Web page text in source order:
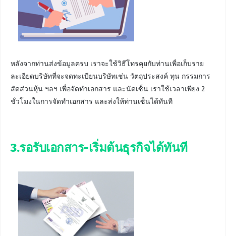
หลังจากท่านส่งข้อมูลครบ เราจะใช้วิธีโทรคุยกับท่านเพื่อเก็บราย
ละเอียดบริษัทที่จะจดทะเบียนบริษัทเช่น วัตถุประสงค์ ทุน กรรมการ
สัดส่วนหุ้น ฯลฯ เพื่อจัดทำเอกสาร และนัดเซ็น เราใช้เวลาเพียง 2
ชั่วโมงในการจัดทำเอกสาร และส่งให้ท่านเซ็นได้ทันที
3.รอรับเอกสาร-เริ่มต้นธุรกิจได้ทันที